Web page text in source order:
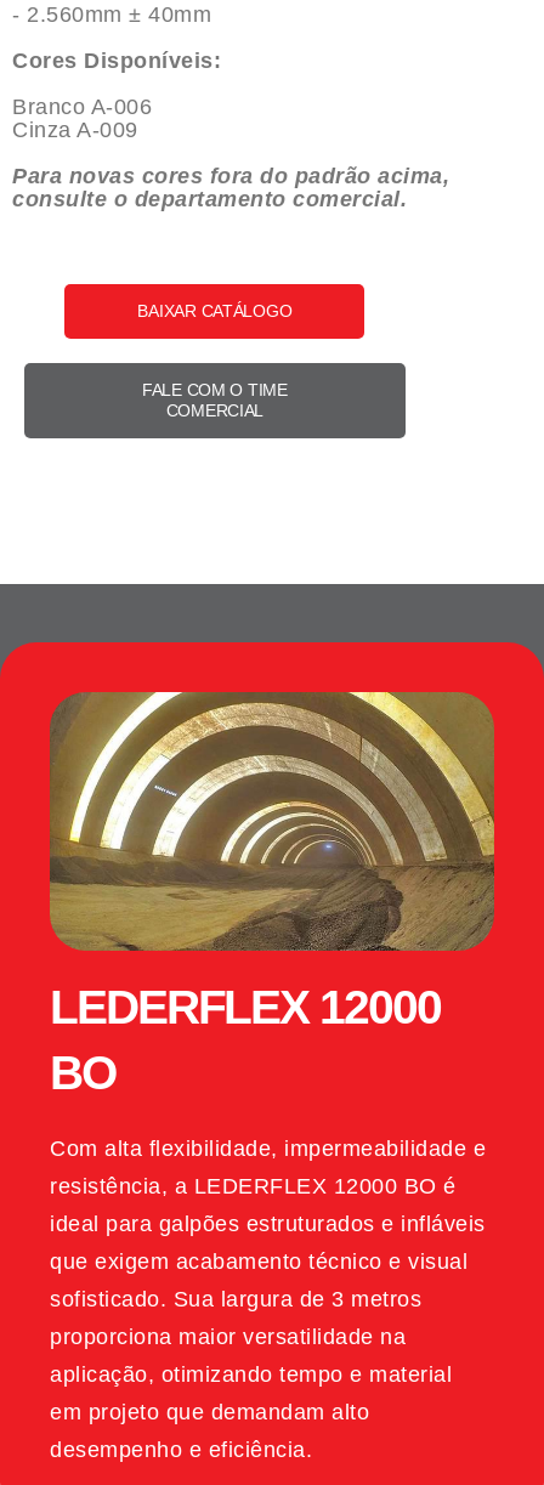
- 2.560mm ± 40mm
Cores Disponíveis:
Branco A-006
Cinza A-009
Para novas cores fora do padrão acima,
consulte o departamento comercial.
BAIXAR CATÁLOGO
FALE COM O TIME
COMERCIAL
LEDERFLEX 12000
BO
Com alta flexibilidade, impermeabilidade e
resistência, a LEDERFLEX 12000 BO é
ideal para galpões estruturados e infláveis
que exigem acabamento técnico e visual
sofisticado. Sua largura de 3 metros
proporciona maior versatilidade na
aplicação, otimizando tempo e material
em projeto que demandam alto
desempenho e eficiência.